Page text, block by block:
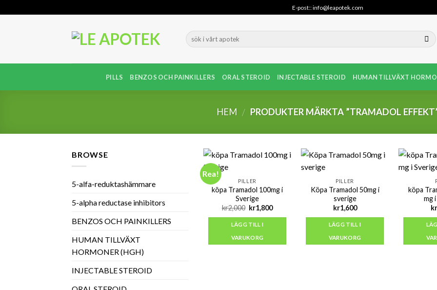
to
E-post:: info@leapotek.com
PILLS BENZOS OCH PAINKILLERS ORAL STEROID INJECTABLE STEROID HUMAN TILLVÄXT
HEM / PRODUKTER MÄRKTA ”TRAMADOL
BROWSE
5-alfa-reduktashämmare
5-alpha reductase inhibitors
BENZOS OCH PAINKILLERS
HUMAN TILLVÄXT
HORMONER (HGH)
INJECTABLE STEROID
Rea!
PILLER
köpa Tramadol 100mg i
Sverige
kr2,000 Det
ursprungliga
priset
var:
kr2,000.
kr1,800Det
LÄGG TILL I
VARUKORG
PILLER
Köpa Tramadol 50mg i
sverige
kr1,600
LÄGG TILL I
VARUKORG
köpa
mg
kr